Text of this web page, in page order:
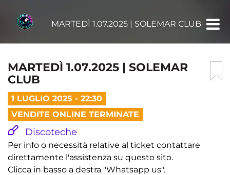
MARTEDÌ 1.07.2025 | SOLEMAR CLUB
MARTEDÌ 1.07.2025 | SOLEMAR
CLUB
1 LUGLIO 2025 - 22:30
VENDITE ONLINE TERMINATE
Discoteche
Per info o necessità relative al ticket contattare
direttamente l'assistenza su questo sito.
Clicca in basso a destra "Whatsapp us".